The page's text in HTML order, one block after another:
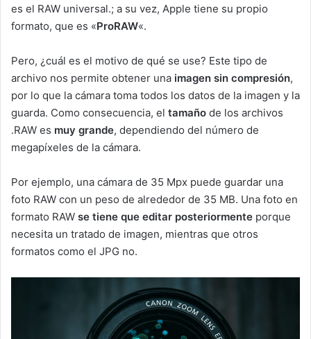
es el RAW universal.; a su vez, Apple tiene su propio
formato, que es «ProRAW«.
Pero, ¿cuál es el motivo de qué se use? Este tipo de
archivo nos permite obtener una imagen sin compresión,
por lo que la cámara toma todos los datos de la imagen y la
guarda. Como consecuencia, el tamaño de los archivos
.RAW es muy grande, dependiendo del número de
megapíxeles de la cámara.
Por ejemplo, una cámara de 35 Mpx puede guardar una
foto RAW con un peso de alrededor de 35 MB. Una foto en
formato RAW se tiene que editar posteriormente porque
necesita un tratado de imagen, mientras que otros
formatos como el JPG no.